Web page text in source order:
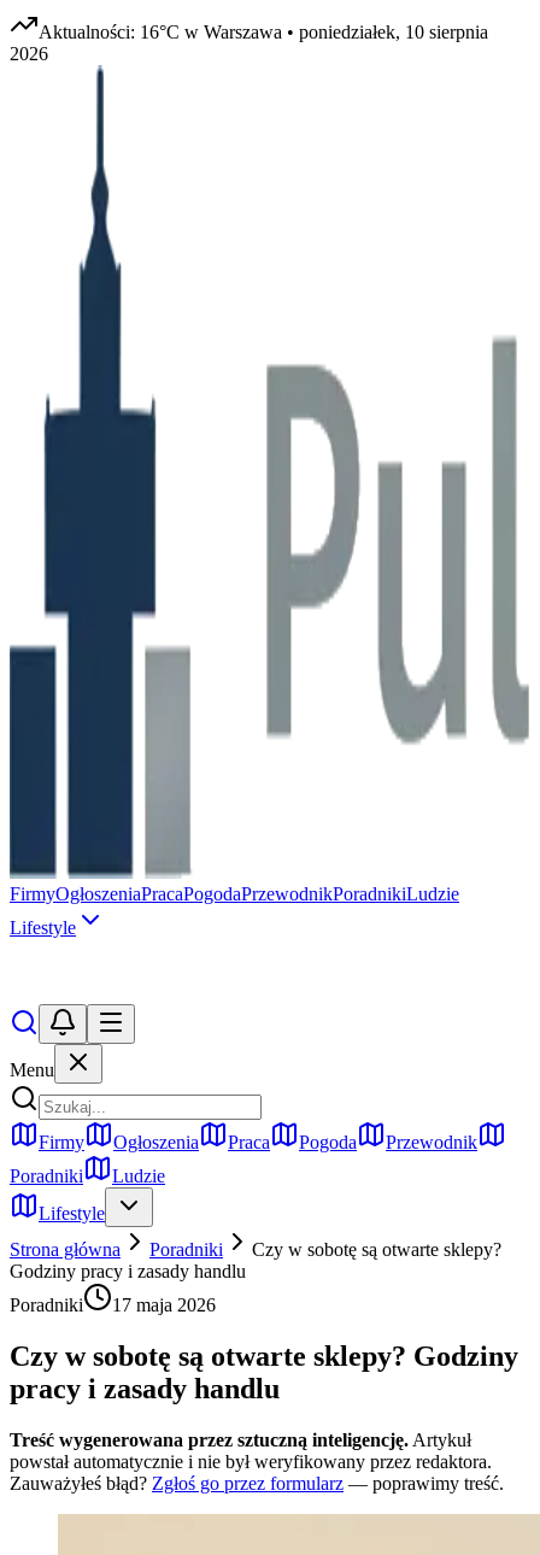
Aktualności: 16°C w Warszawa • poniedziałek, 10 sierpnia
2026
FirmyOgłoszeniaPracaPogodaPrzewodnikPoradnikiLudzie
Lifestyle
Menu
Firmy Ogłoszenia Praca Pogoda
Przewodnik
Poradniki
Ludzie
Lifestyle
Strona główna
Poradniki
Czy w sobotę są otwarte sklepy?
Godziny pracy i zasady handlu
Poradniki
17 maja 2026
Czy w sobotę są otwarte sklepy? Godziny
pracy i zasady handlu
Treść wygenerowana przez sztuczną inteligencję. Artykuł
powstał automatycznie i nie był weryfikowany przez redaktora.
Zauważyłeś błąd? Zgłoś go przez formularz — poprawimy treść.